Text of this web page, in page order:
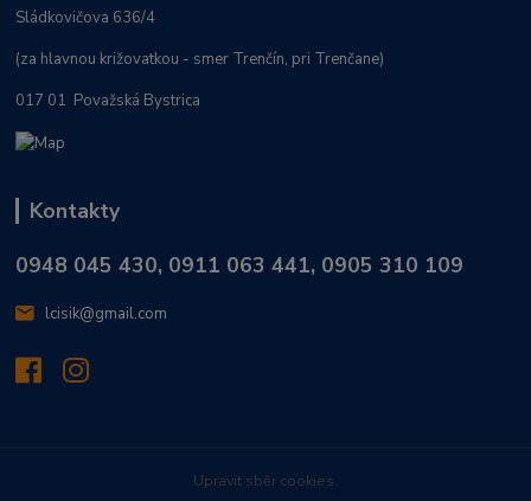
Sládkovičova 636/4
(za hlavnou križovatkou - smer Trenčín, pri Trenčane)
017 01 Považská Bystrica
Kontakty
0948 045 430, 0911 063 441, 0905 310 109
lcisik@gmail.com
Upravit sběr cookies.